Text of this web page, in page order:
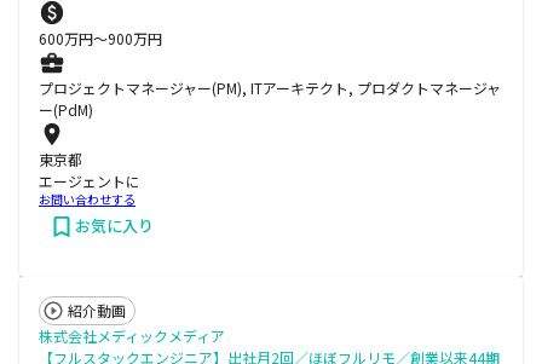
600万円〜900万円
プロジェクトマネージャー(PM), ITアーキテクト, プロダクトマネージャ
ー(PdM)
東京都
エージェントに
お問い合わせする
お気に入り
紹介動画
株式会社メディックメディア
【フルスタックエンジニア】出社月2回／ほぼフルリモ／創業以来44期